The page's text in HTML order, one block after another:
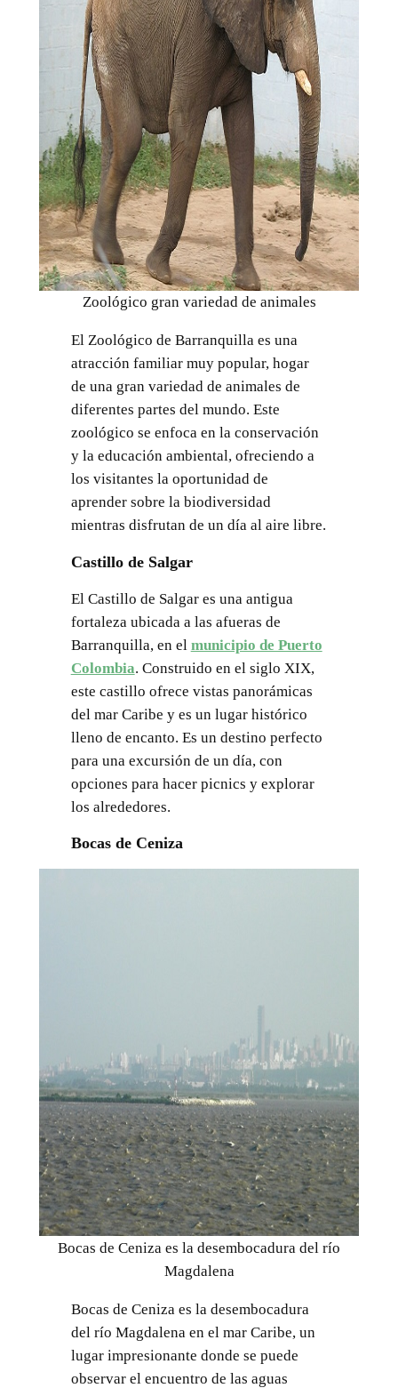
Zoológico gran variedad de animales
El Zoológico de Barranquilla es una
atracción familiar muy popular, hogar
de una gran variedad de animales de
diferentes partes del mundo. Este
zoológico se enfoca en la conservación
y la educación ambiental, ofreciendo a
los visitantes la oportunidad de
aprender sobre la biodiversidad
mientras disfrutan de un día al aire libre.
Castillo de Salgar
El Castillo de Salgar es una antigua
fortaleza ubicada a las afueras de
Barranquilla, en el municipio de Puerto
Colombia. Construido en el siglo XIX,
este castillo ofrece vistas panorámicas
del mar Caribe y es un lugar histórico
lleno de encanto. Es un destino perfecto
para una excursión de un día, con
opciones para hacer picnics y explorar
los alrededores.
Bocas de Ceniza
Bocas de Ceniza es la desembocadura del río
Magdalena
Bocas de Ceniza es la desembocadura
del río Magdalena en el mar Caribe, un
lugar impresionante donde se puede
observar el encuentro de las aguas